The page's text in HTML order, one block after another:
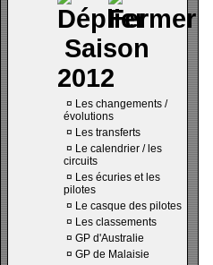
Saison
2012
¤ Les changements /
évolutions
¤ Les transferts
¤ Le calendrier / les
circuits
¤ Les écuries et les
pilotes
¤ Le casque des pilotes
¤ Les classements
¤ GP d'Australie
¤ GP de Malaisie